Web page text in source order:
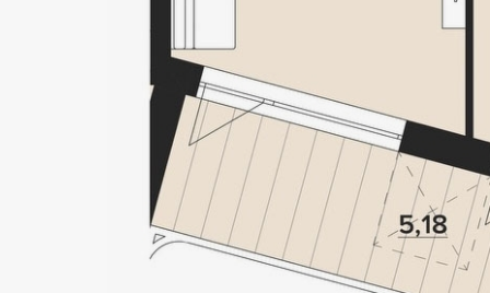
Локація
Київ, Оболонський р-н
Статус